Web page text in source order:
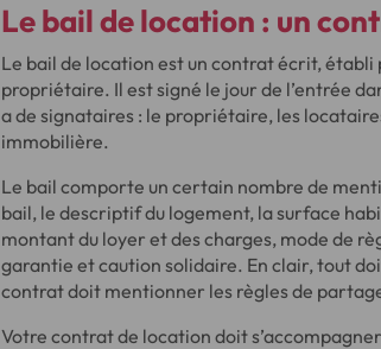
Le bail de location : un
Le bail de location est un contrat écrit,
propriétaire. Il est signé le jour de l’entrée
a de signataires : le propriétaire, les
immobilière.
Le bail comporte un certain nombre de
bail, le descriptif du logement, la surface
montant du loyer et des charges, mode de
garantie et caution solidaire. En clair, tout
contrat doit mentionner les règles de
Votre contrat de location doit